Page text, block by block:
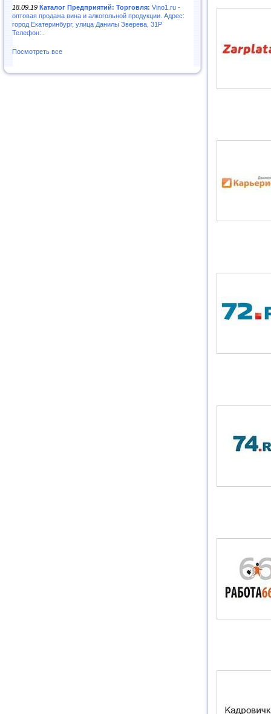
18.09.19 Каталог Предприятий: Торговля: Vino1.ru -
оптовая продажа вина и алкогольной продукции. Адрес:
город Екатеринбург, улица Данилы Зверева, 31Р
Телефон:..
Посмотреть все